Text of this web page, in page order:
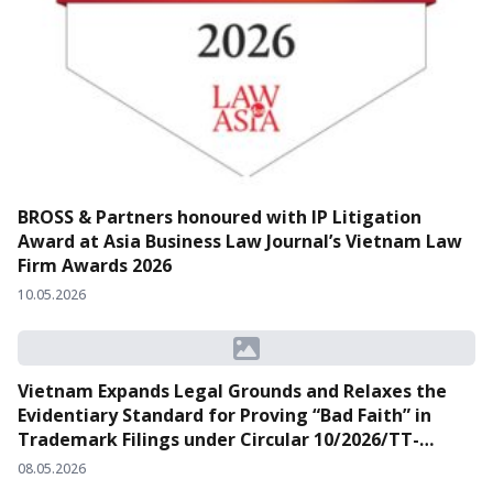
BROSS & Partners honoured with IP Litigation
Award at Asia Business Law Journal’s Vietnam Law
Firm Awards 2026
10.05.2026
Vietnam Expands Legal Grounds and Relaxes the
Evidentiary Standard for Proving “Bad Faith” in
Trademark Filings under Circular 10/2026/TT-
BKHCN
08.05.2026